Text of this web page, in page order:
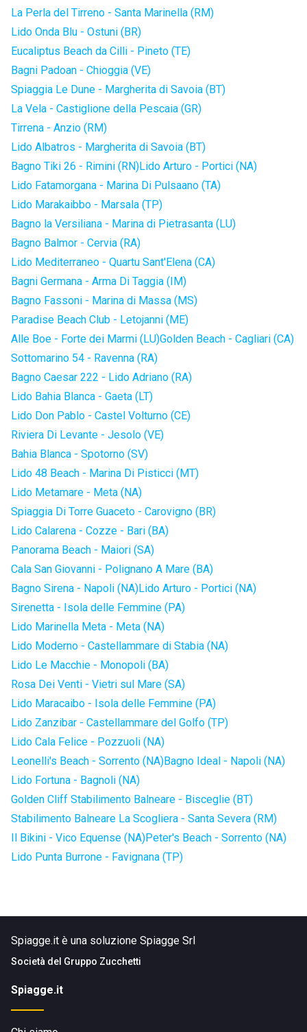
La Perla del Tirreno - Santa Marinella (RM)
Lido Onda Blu - Ostuni (BR)
Eucaliptus Beach da Cilli - Pineto (TE)
Bagni Padoan - Chioggia (VE)
Spiaggia Le Dune - Margherita di Savoia (BT)
La Vela - Castiglione della Pescaia (GR)
Tirrena - Anzio (RM)
Lido Albatros - Margherita di Savoia (BT)
Bagno Tiki 26 - Rimini (RN)Lido Arturo - Portici (NA)
Lido Fatamorgana - Marina Di Pulsaano (TA)
Lido Marakaibbo - Marsala (TP)
Bagno la Versiliana - Marina di Pietrasanta (LU)
Bagno Balmor - Cervia (RA)
Lido Mediterraneo - Quartu Sant'Elena (CA)
Bagni Germana - Arma Di Taggia (IM)
Bagno Fassoni - Marina di Massa (MS)
Paradise Beach Club - Letojanni (ME)
Alle Boe - Forte dei Marmi (LU)Golden Beach - Cagliari (CA)
Sottomarino 54 - Ravenna (RA)
Bagno Caesar 222 - Lido Adriano (RA)
Lido Bahia Blanca - Gaeta (LT)
Lido Don Pablo - Castel Volturno (CE)
Riviera Di Levante - Jesolo (VE)
Bahia Blanca - Spotorno (SV)
Lido 48 Beach - Marina Di Pisticci (MT)
Lido Metamare - Meta (NA)
Spiaggia Di Torre Guaceto - Carovigno (BR)
Lido Calarena - Cozze - Bari (BA)
Panorama Beach - Maiori (SA)
Cala San Giovanni - Polignano A Mare (BA)
Bagno Sirena - Napoli (NA)Lido Arturo - Portici (NA)
Sirenetta - Isola delle Femmine (PA)
Lido Marinella Meta - Meta (NA)
Lido Moderno - Castellammare di Stabia (NA)
Lido Le Macchie - Monopoli (BA)
Rosa Dei Venti - Vietri sul Mare (SA)
Lido Maracaibo - Isola delle Femmine (PA)
Lido Zanzibar - Castellammare del Golfo (TP)
Lido Cala Felice - Pozzuoli (NA)
Leonelli's Beach - Sorrento (NA)Bagno Ideal - Napoli (NA)
Lido Fortuna - Bagnoli (NA)
Golden Cliff Stabilimento Balneare - Bisceglie (BT)
Stabilimento Balneare La Scogliera - Santa Severa (RM)
Il Bikini - Vico Equense (NA)Peter's Beach - Sorrento (NA)
Lido Punta Burrone - Favignana (TP)
Spiagge.it è una soluzione Spiagge Srl
Società del Gruppo Zucchetti
Spiagge.it